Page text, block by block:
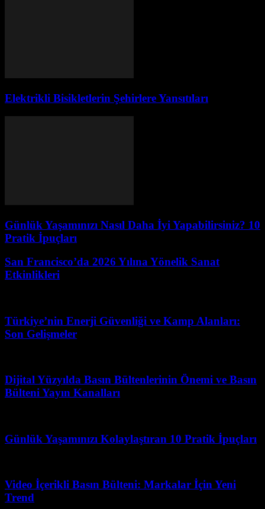
Elektrikli Bisikletlerin Şehirlere Yansıtıları
Günlük Yaşamınızı Nasıl Daha İyi Yapabilirsiniz? 10
Pratik İpuçları
San Francisco’da 2026 Yılına Yönelik Sanat
Etkinlikleri
Türkiye’nin Enerji Güvenliği ve Kamp Alanları:
Son Gelişmeler
Dijital Yüzyılda Basın Bültenlerinin Önemi ve Basın
Bülteni Yayın Kanalları
Günlük Yaşamınızı Kolaylaştıran 10 Pratik İpuçları
Video İçerikli Basın Bülteni: Markalar İçin Yeni
Trend